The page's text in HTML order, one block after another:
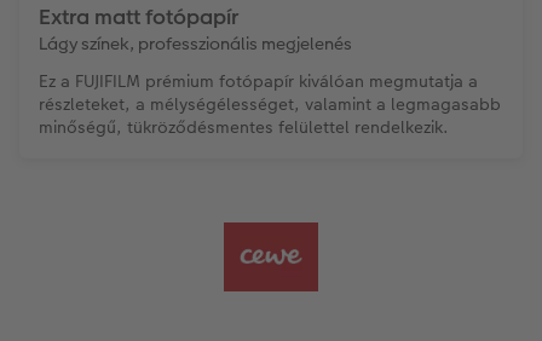
Extra matt fotópapír
Lágy színek, professzionális megjelenés
Ez a FUJIFILM prémium fotópapír kiválóan megmutatja a
részleteket, a mélységélességet, valamint a legmagasabb
minőségű, tükröződésmentes felülettel rendelkezik.